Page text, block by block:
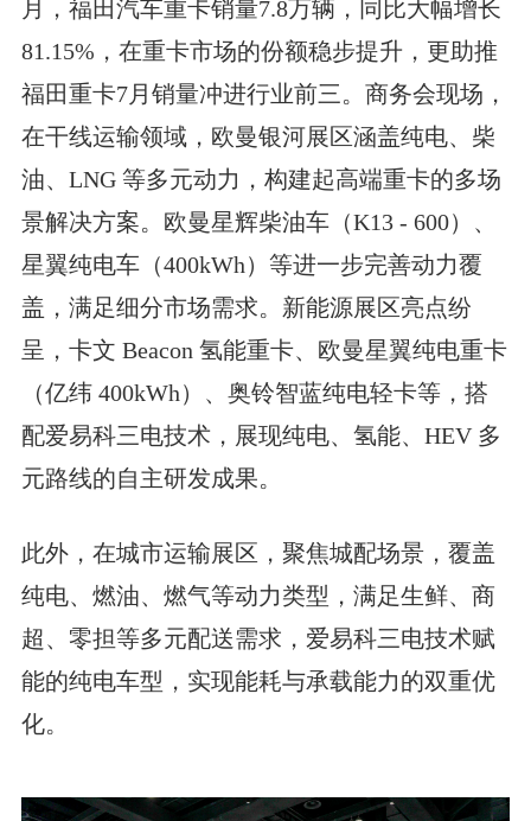
月，福田汽车重卡销量7.8万辆，同比大幅增长
81.15%，在重卡市场的份额稳步提升，更助推
福田重卡7月销量冲进行业前三。商务会现场，
在干线运输领域，欧曼银河展区涵盖纯电、柴
油、LNG 等多元动力，构建起高端重卡的多场
景解决方案。欧曼星辉柴油车（K13 - 600）、
星翼纯电车（400kWh）等进一步完善动力覆
盖，满足细分市场需求。新能源展区亮点纷
呈，卡文 Beacon 氢能重卡、欧曼星翼纯电重卡
（亿纬 400kWh）、奥铃智蓝纯电轻卡等，搭
配爱易科三电技术，展现纯电、氢能、HEV 多
元路线的自主研发成果。
此外，在城市运输展区，聚焦城配场景，覆盖
纯电、燃油、燃气等动力类型，满足生鲜、商
超、零担等多元配送需求，爱易科三电技术赋
能的纯电车型，实现能耗与承载能力的双重优
化。